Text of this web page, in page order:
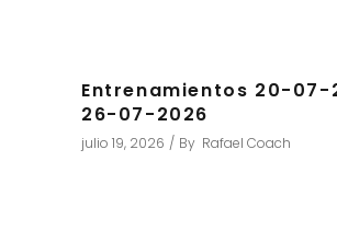
Entrenamientos 20-07-
26-07-2026
julio 19, 2026 By Rafael Coach